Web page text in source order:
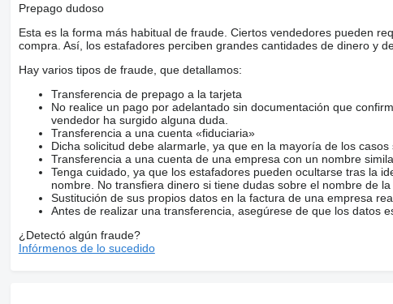
Prepago dudoso
Esta es la forma más habitual de fraude. Ciertos vendedores pueden
compra. Así, los estafadores perciben grandes cantidades de dinero y
Hay varios tipos de fraude, que detallamos:
Transferencia de prepago a la tarjeta
No realice un pago por adelantado sin documentación que
vendedor ha surgido alguna duda.
Transferencia a una cuenta «fiduciaria»
Dicha solicitud debe alarmarle, ya que en la mayoría de los casos
Transferencia a una cuenta de una empresa con un nombre
Tenga cuidado, ya que los estafadores pueden ocultarse tras la
nombre. No transfiera dinero si tiene dudas sobre el nombre de la
Sustitución de sus propios datos en la factura de una empresa
Antes de realizar una transferencia, asegúrese de que los datos
¿Detectó algún fraude?
Infórmenos de lo sucedido